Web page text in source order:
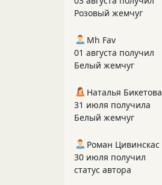
Розовый жемчуг
Mh Fav
01 августа получил
Белый жемчуг
Наталья Бикетова
31 июля получила
Белый жемчуг
Роман Цивинскас
30 июля получил
статус автора